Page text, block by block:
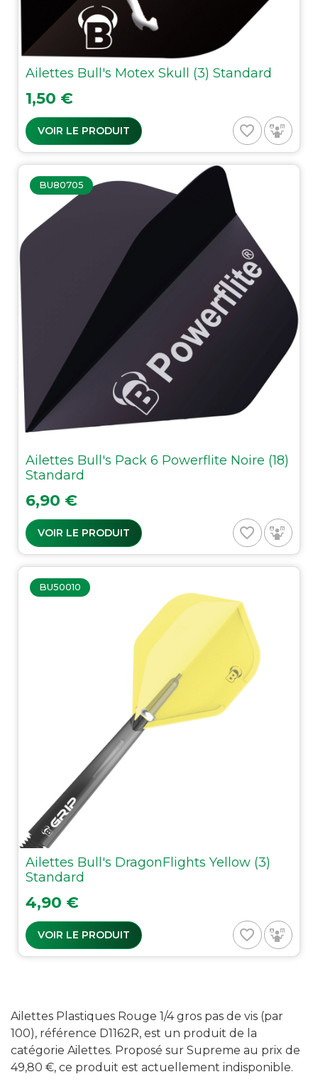
Ailettes Bull's Motex Skull (3) Standard
Prix
1,50 €
VOIR LE PRODUIT favorite_border
BU80705
Ailettes Bull's Pack 6 Powerflite Noire (18)
Standard
Prix
6,90 €
VOIR LE PRODUIT favorite_border
BU50010
Ailettes Bull's DragonFlights Yellow (3)
Standard
Prix
4,90 €
VOIR LE PRODUIT favorite_border
Ailettes Plastiques Rouge 1/4 gros pas de vis (par
100), référence D1162R, est un produit de la
catégorie Ailettes. Proposé sur Supreme au prix de
49,80 €, ce produit est actuellement indisponible.